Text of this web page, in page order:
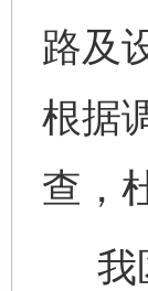
路及
根据
查，
我